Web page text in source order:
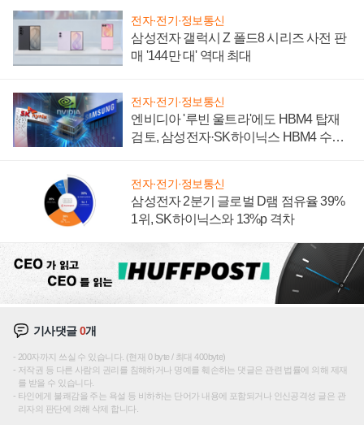
전자·전기·정보통신
삼성전자 갤럭시 Z 폴드8 시리즈 사전 판
매 '144만 대' 역대 최대
전자·전기·정보통신
엔비디아 '루빈 울트라'에도 HBM4 탑재
검토, 삼성전자·SK하이닉스 HBM4 수율
전자·전기·정보통신
삼성전자 2분기 글로벌 D램 점유율 39%
1위, SK하이닉스와 13%p 격차
기사댓글0개
200자까지 쓰실 수 있습니다. (현재 0 byte / 최대 400byte)
저작권 등 다른 사람의 권리를 침해하거나 명예를 훼손하는 댓글은 관련 법률에 의해 제재
를 받을 수 있습니다.
타인에게 불쾌감을 주는 욕설 등 비하하는 단어가 내용에 포함되거나 인신공격성 글은 관
리자의 판단에 의해 삭제 합니다.